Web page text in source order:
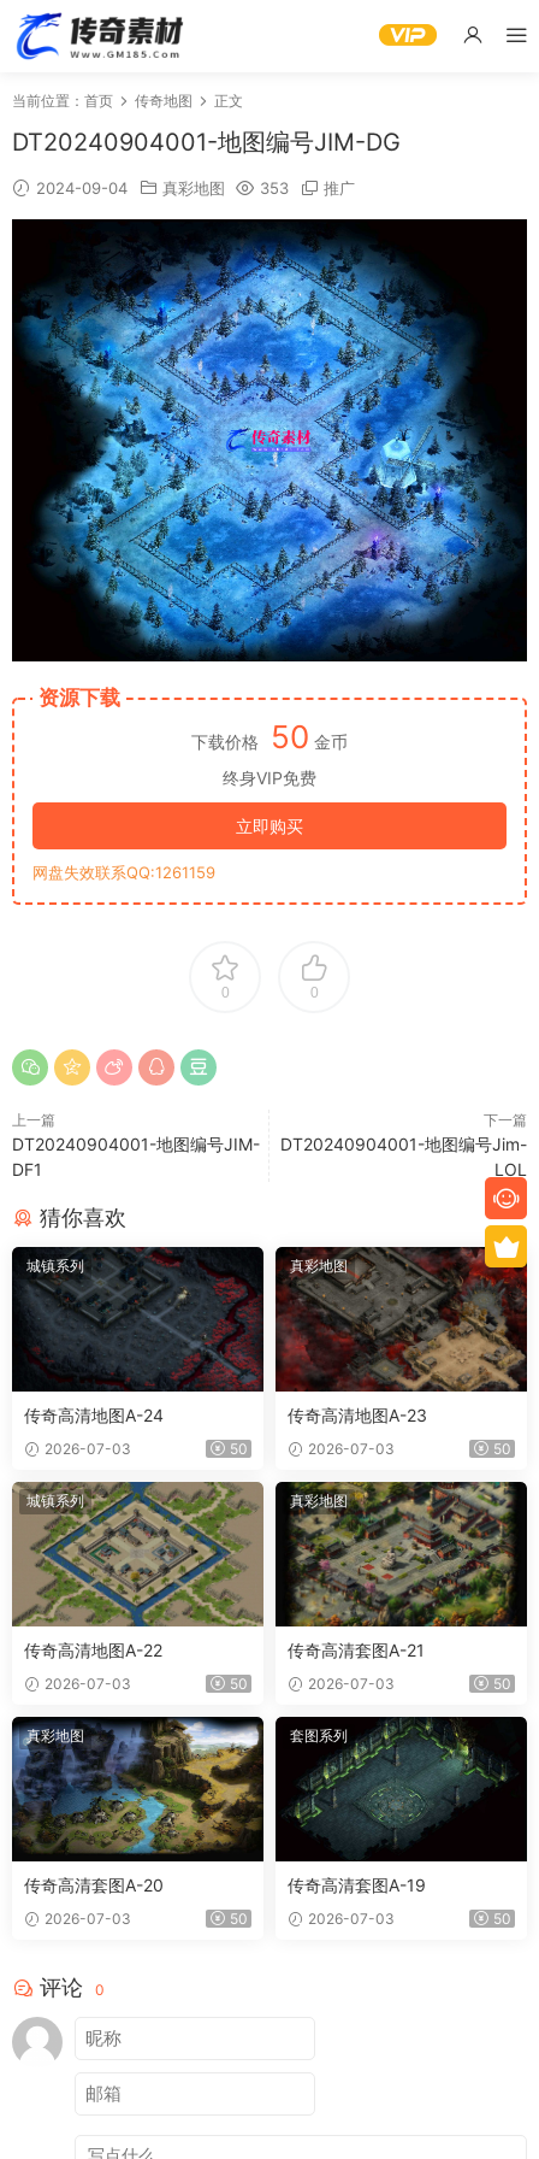
当前位置： 首页 传奇地图 正文
DT20240904001-地图编号JIM-DG
2024-09-04 真彩地图 353 推广
资源下载
下载价格 50 金币
终身VIP免费
立即购买
网盘失效联系QQ:1261159
0 0
上一篇
DT20240904001-地图编号JIM-
DF1
下一篇
DT20240904001-地图编号Jim-
LOL
猜你喜欢
城镇系列
传奇高清地图A-24
2026-07-03 50
真彩地图
传奇高清地图A-23
2026-07-03 50
城镇系列
传奇高清地图A-22
2026-07-03 50
真彩地图
传奇高清套图A-21
2026-07-03 50
真彩地图
传奇高清套图A-20
2026-07-03 50
套图系列
传奇高清套图A-19
2026-07-03 50
评论 0